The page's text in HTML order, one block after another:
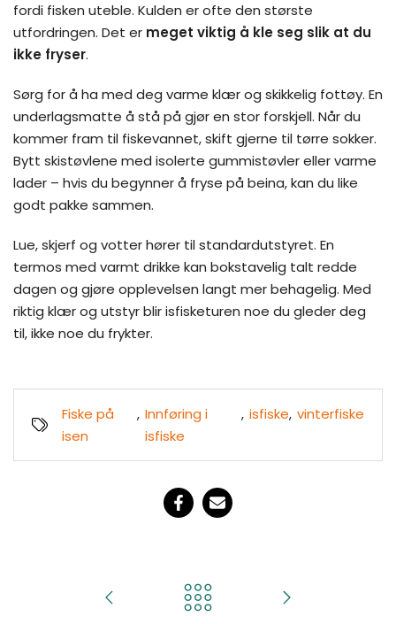
fordi fisken uteble. Kulden er ofte den største
utfordringen. Det er meget viktig å kle seg slik at du
ikke fryser.
Sørg for å ha med deg varme klær og skikkelig fottøy. En
underlagsmatte å stå på gjør en stor forskjell. Når du
kommer fram til fiskevannet, skift gjerne til tørre sokker.
Bytt skistøvlene med isolerte gummistøvler eller varme
lader – hvis du begynner å fryse på beina, kan du like
godt pakke sammen.
Lue, skjerf og votter hører til standardutstyret. En
termos med varmt drikke kan bokstavelig talt redde
dagen og gjøre opplevelsen langt mer behagelig. Med
riktig klær og utstyr blir isfisketuren noe du gleder deg
til, ikke noe du frykter.
Fiske på
isen
, Innføring i
isfiske
, isfiske, vinterfiske